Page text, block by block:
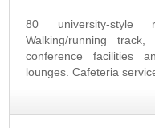
80 university-style
Walking/running
conference facilities
lounges. Cafeteria